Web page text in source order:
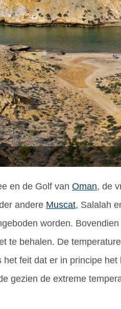
en de Golf van Oman, de
andere Muscat, Salalah
worden.
te behalen. De
feit dat er in principe
gezien de extreme